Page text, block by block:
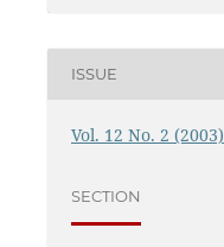
ISSUE
Vol. 12 No. 2 (2003)
SECTION